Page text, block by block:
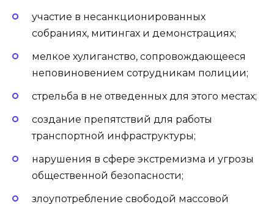
участие в несанкционированных
собраниях, митингах и демонстрациях;
мелкое хулиганство, сопровождающееся
неповиновением сотрудникам полиции;
стрельба в не отведенных для этого местах;
создание препятствий для работы
транспортной инфраструктуры;
нарушения в сфере экстремизма и угрозы
общественной безопасности;
злоупотребление свободой массовой